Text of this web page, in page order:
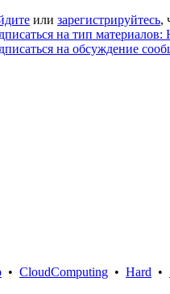
или зарегистрируйтесь,
на тип материалов:
на обсуждение
• CloudComputing • Hard •